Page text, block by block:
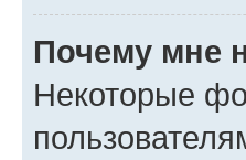
Почему мне
Некоторые